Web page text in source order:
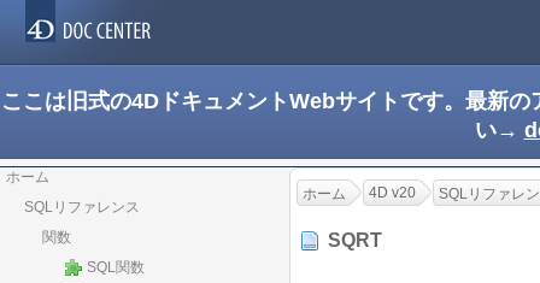
ここは旧式の4DドキュメントWebサイトです。最新
い→
ホーム
SQLリファレンス
関数
SQL関数
ホーム 4D v20 SQLリファレ
SQRT